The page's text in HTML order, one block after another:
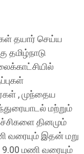
தயார் செய்ய
தமிழ்நாடு
, முந்தைய
மற்றும்
தினமும்
வரையும் இதன் மறு
9.00 மணி வரையும்